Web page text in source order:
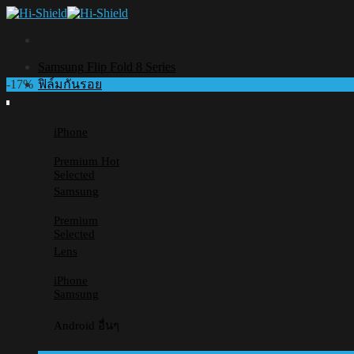
Skip
Samsung Flip Fold 8 Series
ฟิล์มกันรอย
iPhone
Premium
Selected
Samsung
Premium
Selected
Lens
iPhone
Samsung
Android อื่นๆ
-17%